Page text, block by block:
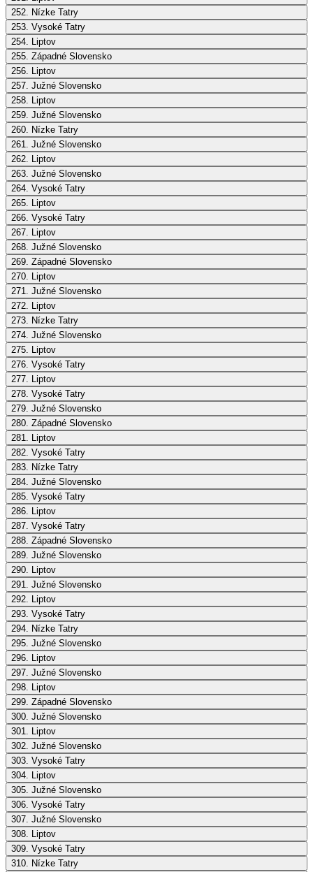
252. Nízke Tatry
253. Vysoké Tatry
254. Liptov
255. Západné Slovensko
256. Liptov
257. Južné Slovensko
258. Liptov
259. Južné Slovensko
260. Nízke Tatry
261. Južné Slovensko
262. Liptov
263. Južné Slovensko
264. Vysoké Tatry
265. Liptov
266. Vysoké Tatry
267. Liptov
268. Južné Slovensko
269. Západné Slovensko
270. Liptov
271. Južné Slovensko
272. Liptov
273. Nízke Tatry
274. Južné Slovensko
275. Liptov
276. Vysoké Tatry
277. Liptov
278. Vysoké Tatry
279. Južné Slovensko
280. Západné Slovensko
281. Liptov
282. Vysoké Tatry
283. Nízke Tatry
284. Južné Slovensko
285. Vysoké Tatry
286. Liptov
287. Vysoké Tatry
288. Západné Slovensko
289. Južné Slovensko
290. Liptov
291. Južné Slovensko
292. Liptov
293. Vysoké Tatry
294. Nízke Tatry
295. Južné Slovensko
296. Liptov
297. Južné Slovensko
298. Liptov
299. Západné Slovensko
300. Južné Slovensko
301. Liptov
302. Južné Slovensko
303. Vysoké Tatry
304. Liptov
305. Južné Slovensko
306. Vysoké Tatry
307. Južné Slovensko
308. Liptov
309. Vysoké Tatry
310. Nízke Tatry